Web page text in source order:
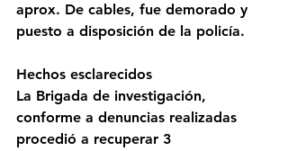
aprox. De cables, fue demorado y
puesto a disposición de la policía.
Hechos esclarecidos
La Brigada de investigación,
conforme a denuncias realizadas
procedió a recuperar 3